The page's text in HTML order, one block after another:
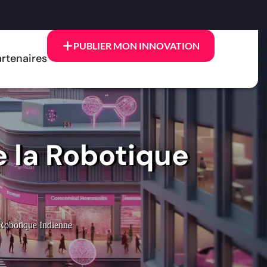
PUBLIER MON INNOVATION
la Robotique
Indienne